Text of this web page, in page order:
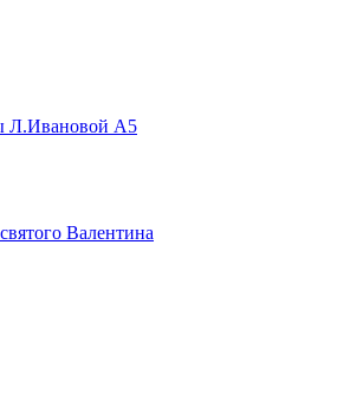
Л.Ивановой А5
Валентина